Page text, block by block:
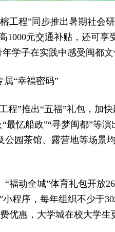
工程”同步推出暑期社会
1000元交通补贴，还可
学子在实践中感受闽都
“幸福密码”
程”推出“五福”礼包，加
忆船政”“寻梦闽都”等
园茶馆、露营地等场景
福动全城”体育礼包开放
程序，每年组织不少于
优惠，大学城在校大学